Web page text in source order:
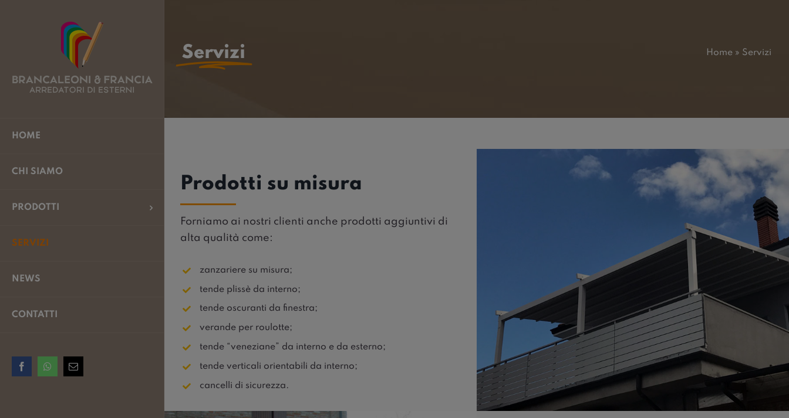
HOME
CHI SIAMO
PRODOTTI
SERVIZI
NEWS
CONTATTI
FacebookWhatsAppEmail
Servizi Home » Servizi
Prodotti su misura
Forniamo ai nostri clienti anche prodotti aggiuntivi di
alta qualità come:
zanzariere su misura;
tende plissè da interno;
tende oscuranti da finestra;
verande per roulotte;
tende “veneziane” da interno e da esterno;
tende verticali orientabili da interno;
cancelli di sicurezza.